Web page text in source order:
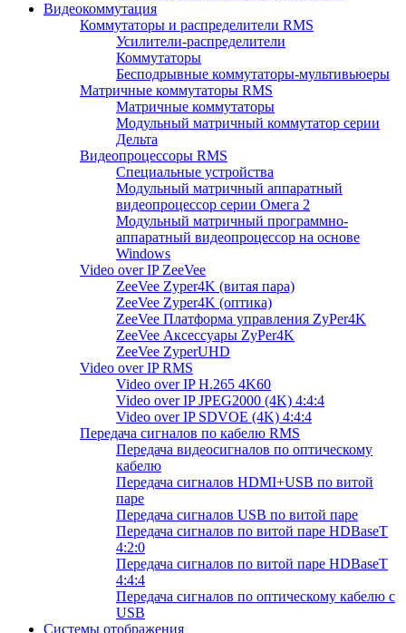
Видеокоммутация
Коммутаторы и распределители RMS
Усилители-распределители
Коммутаторы
Бесподрывные коммутаторы-мультивьюеры
Матричные коммутаторы RMS
Матричные коммутаторы
Модульный матричный коммутатор серии
Дельта
Видеопроцессоры RMS
Специальные устройства
Модульный матричный аппаратный
видеопроцессор серии Омега 2
Модульный матричный программно-
аппаратный видеопроцессор на основе
Windows
Video over IP ZeeVee
ZeeVee Zyper4K (витая пара)
ZeeVee Zyper4K (оптика)
ZeeVee Платформа управления ZyPer4K
ZeeVee Аксессуары ZyPer4K
ZeeVee ZyperUHD
Video over IP RMS
Video over IP H.265 4K60
Video over IP JPEG2000 (4K) 4:4:4
Video over IP SDVOE (4K) 4:4:4
Передача сигналов по кабелю RMS
Передача видеосигналов по оптическому
кабелю
Передача сигналов HDMI+USB по витой
паре
Передача сигналов USB по витой паре
Передача сигналов по витой паре HDBaseT
4:2:0
Передача сигналов по витой паре HDBaseT
4:4:4
Передача сигналов по оптическому кабелю с
USB
Системы отображения